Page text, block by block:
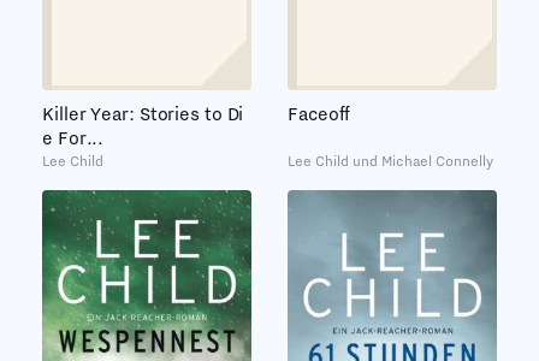
Killer Year: Stories to Di
e For...
Lee Child
Faceoff
Lee Child und Michael Connelly